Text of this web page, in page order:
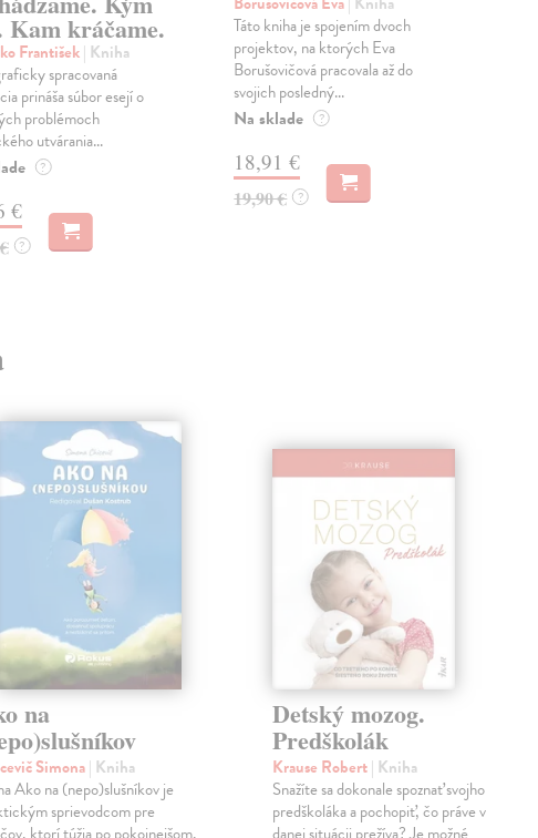
Kam kráčame.
František| Kniha
spracovaná
prináša súbor esejí o
problémoch
utvárania...
?
€
?
Táto kniha je spojením dvoch
projektov, na ktorých Eva
Borušovičová pracovala až do
svojich posledný...
Na sklade ?
18,91 €
19,90 € ?
na
Simona| Kniha
Ako na (nepo)slušníkov je
sprievodcom pre
Detský mozog.
Predškolák
Krause Robert| Kniha
Snažíte sa dokonale spoznať svojho
predškoláka a pochopiť, čo práve v